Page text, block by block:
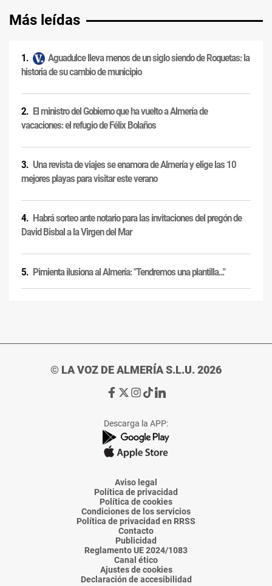
Más leídas
Aguadulce lleva menos de un siglo siendo de Roquetas: la
historia de su cambio de municipio
El ministro del Gobierno que ha vuelto a Almería de
vacaciones: el refugio de Félix Bolaños
Una revista de viajes se enamora de Almería y elige las 10
mejores playas para visitar este verano
Habrá sorteo ante notario para las invitaciones del pregón de
David Bisbal a la Virgen del Mar
Pimienta ilusiona al Almería: "Tendremos una plantilla..."
© LA VOZ DE ALMERÍA S.L.U. 2026
Ir
de
La
Voz
Almería
Ir
de
La
Voz
Almería
Ir
de
La
Voz
Almería
Ir
de
La
Voz
Almería
Ir
de
La
Voz
Descarga la APP:
Aviso legal
Política de privacidad
Política de cookies
Condiciones de los servicios
Política de privacidad en RRSS
Contacto
Publicidad
Reglamento UE 2024/1083
Canal ético
Ajustes de cookies
Declaración de accesibilidad